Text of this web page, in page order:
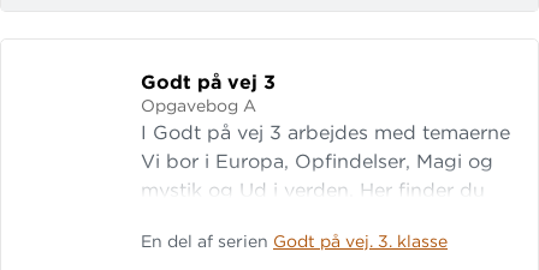
Godt på vej 3
Opgavebog A
I Godt på vej 3 arbejdes med temaerne
Vi bor i Europa, Opfindelser, Magi og
mystik og Ud i verden. Her finder du
Sol, historien om dengang Otto fandt
En del af serien Godt på vej. 3. klasse